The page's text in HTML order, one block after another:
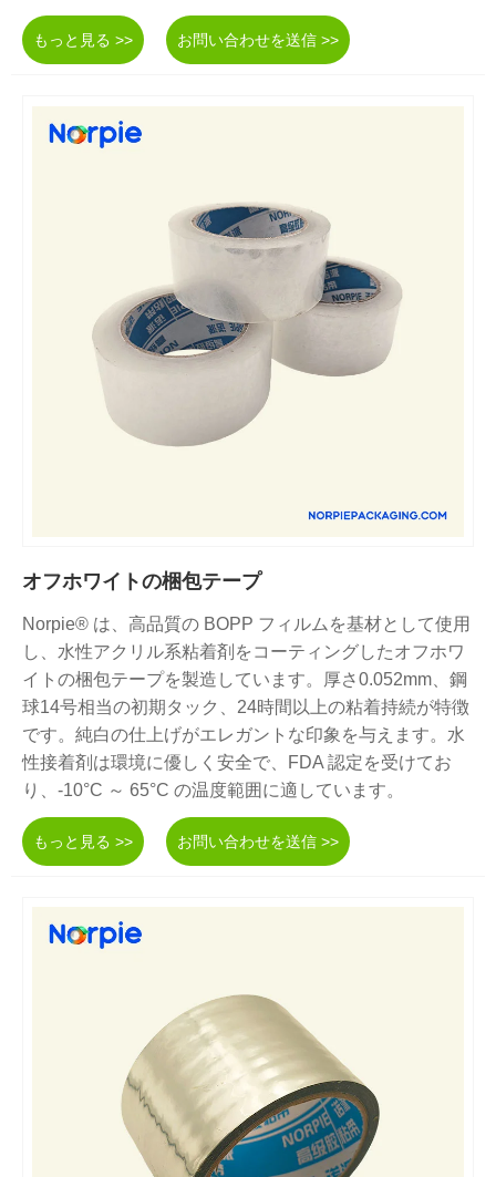
もっと見る >> お問い合わせを送信 >>
オフホワイトの梱包テープ
Norpie® は、高品質の BOPP フィルムを基材として使用
し、水性アクリル系粘着剤をコーティングしたオフホワ
イトの梱包テープを製造しています。厚さ0.052mm、鋼
球14号相当の初期タック、24時間以上の粘着持続が特徴
です。純白の仕上げがエレガントな印象を与えます。水
性接着剤は環境に優しく安全で、FDA 認定を受けてお
り、-10°C ～ 65°C の温度範囲に適しています。
もっと見る >> お問い合わせを送信 >>